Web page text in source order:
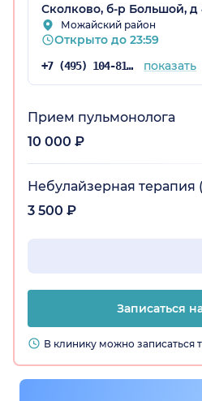
Сколково, б-р Большой, д
Можайский район
Открыто до 23:59
+7 (495) 104-81-22 показать
Прием пульмонолога
10 000 ₽
Небулайзерная терапия
3 500 ₽
Записаться
В клинику можно записаться